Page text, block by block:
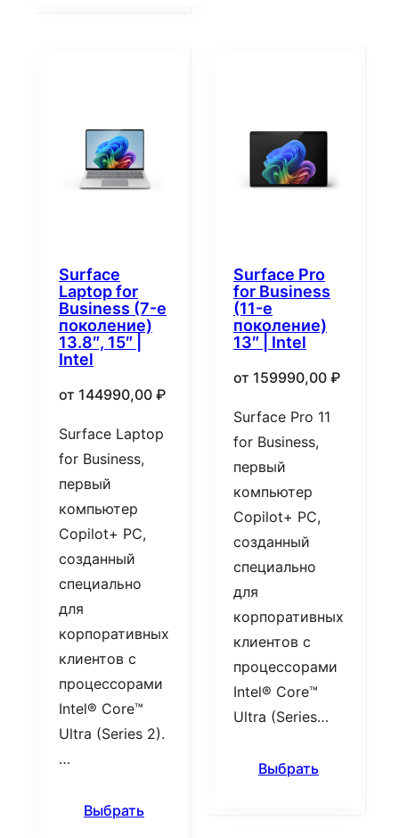
Surface
Laptop for
Business (7-е
поколение)
13.8″, 15″ |
Intel
от 144990,00 ₽
Surface Laptop
for Business,
первый
компьютер
Copilot+ PC,
созданный
специально
для
корпоративных
клиентов с
процессорами
Intel® Core™
Ultra (Series 2).
…
Выбрать
Surface Pro
for Business
(11-е
поколение)
13″ | Intel
от 159990,00 ₽
Surface Pro 11
for Business,
первый
компьютер
Copilot+ PC,
созданный
специально
для
корпоративных
клиентов с
процессорами
Intel® Core™
Ultra (Series…
Выбрать